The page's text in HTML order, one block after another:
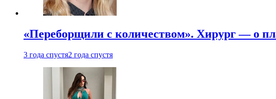
«Переборщили с количеством». Хирург — о
3 года спустя2 года спустя